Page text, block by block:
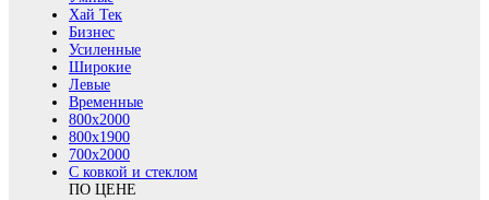
Хай Тек
Бизнес
Усиленные
Широкие
Левые
Временные
800х2000
800x1900
700x2000
С ковкой и стеклом
ПО ЦЕНЕ